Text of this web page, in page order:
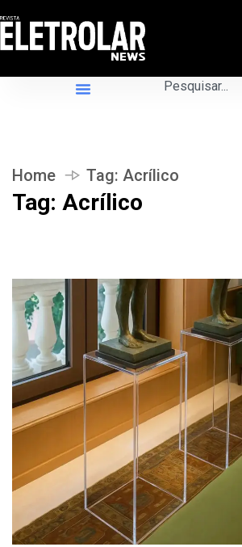
Home Tag: Acrílico
Tag: Acrílico